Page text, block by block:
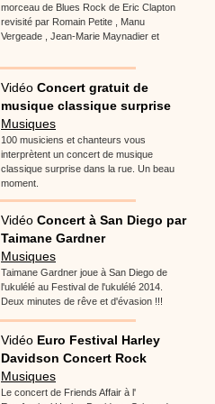
morceau de Blues Rock de Eric Clapton
revisité par Romain Petite , Manu
Vergeade , Jean-Marie Maynadier et
Vidéo Concert gratuit de
musique classique surprise
Musiques
100 musiciens et chanteurs vous
interprètent un concert de musique
classique surprise dans la rue. Un beau
moment.
Vidéo Concert à San Diego par
Taimane Gardner
Musiques
Taimane Gardner joue à San Diego de
l'ukulélé au Festival de l'ukulélé 2014.
Deux minutes de rêve et d'évasion !!!
Vidéo Euro Festival Harley
Davidson Concert Rock
Musiques
Le concert de Friends Affair à l'